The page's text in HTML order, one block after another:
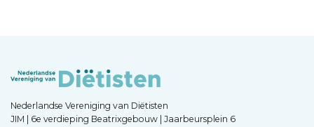
Nederlandse Vereniging van Diëtisten
JIM | 6e verdieping Beatrixgebouw | Jaarbeursplein 6